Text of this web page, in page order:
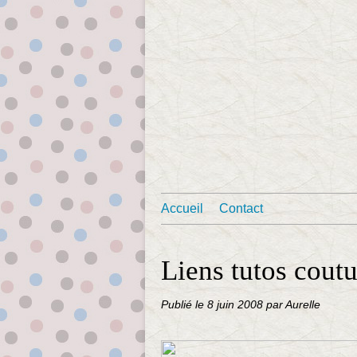
Accueil Contact
Liens tutos
Publié le 8 juin 2008 par Aurelle